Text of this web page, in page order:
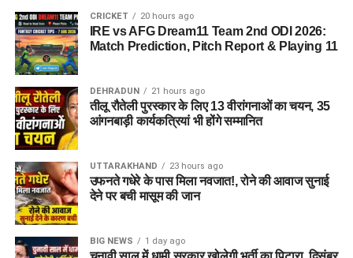
CRICKET 20 hours ago
IRE vs AFG Dream11 Team 2nd ODI 2026:
Match Prediction, Pitch Report & Playing 11
DEHRADUN 21 hours ago
तीलू रौतेली पुरस्कार के लिए 13 वीरांगनाओं का चयन, 35
आंगनबाड़ी कार्यकत्रियां भी होंगे सम्मानित
UTTARAKHAND 23 hours ago
उफनते गधेरे के पास मिला नवजात!, रोने की आवाज सुनाई
देने पर बची मासूम की जान
BIG NEWS 1 day ago